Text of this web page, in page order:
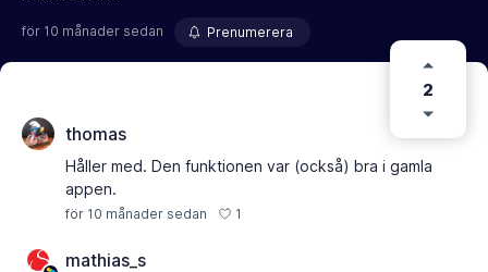
för 10 månader sedan Prenumerera
2
thomas
Håller med. Den funktionen var (också) bra i gamla
appen.
för 10 månader sedan 1
mathias_s